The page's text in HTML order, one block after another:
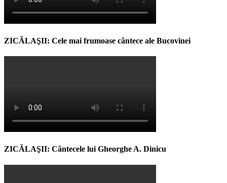
ZICĂLAŞII: Cele mai frumoase cântece ale Bucovinei
ZICĂLAŞII: Cântecele lui Gheorghe A. Dinicu